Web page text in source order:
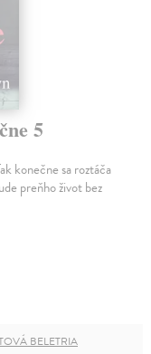
5
konečne sa roztáča
preňho život bez
BELETRIA